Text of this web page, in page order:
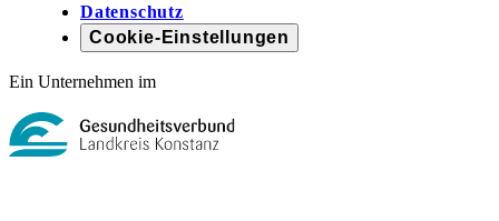
Datenschutz
Cookie-Einstellungen
Ein Unternehmen im